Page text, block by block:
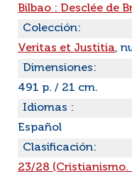
Bilbao : Desclée de
Colección:
Veritas et Justitia,
Dimensiones:
491 p. / 21 cm.
Idiomas :
Español
Clasificación:
23/28